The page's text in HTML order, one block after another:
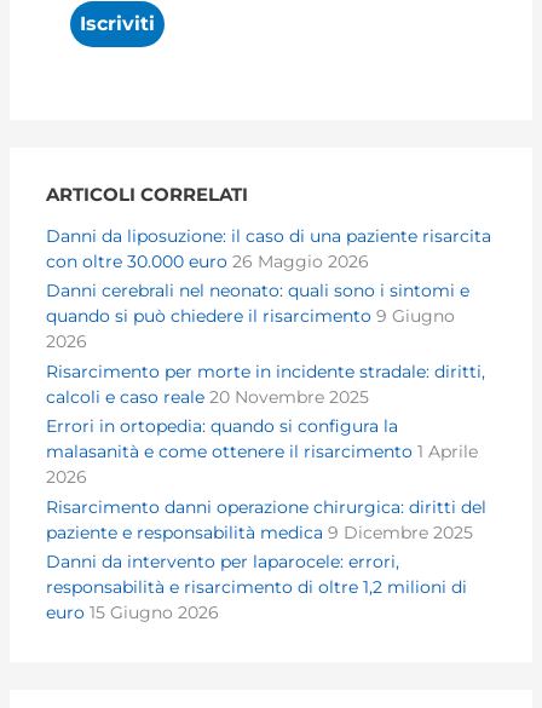
ARTICOLI CORRELATI
Danni da liposuzione: il caso di una paziente risarcita
con oltre 30.000 euro 26 Maggio 2026
Danni cerebrali nel neonato: quali sono i sintomi e
quando si può chiedere il risarcimento 9 Giugno
2026
Risarcimento per morte in incidente stradale: diritti,
calcoli e caso reale 20 Novembre 2025
Errori in ortopedia: quando si configura la
malasanità e come ottenere il risarcimento 1 Aprile
2026
Risarcimento danni operazione chirurgica: diritti del
paziente e responsabilità medica 9 Dicembre 2025
Danni da intervento per laparocele: errori,
responsabilità e risarcimento di oltre 1,2 milioni di
euro 15 Giugno 2026